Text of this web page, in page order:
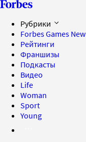
Рубрики
Forbes Games New
Рейтинги
Франшизы
Подкасты
Видео
Life
Woman
Sport
Young